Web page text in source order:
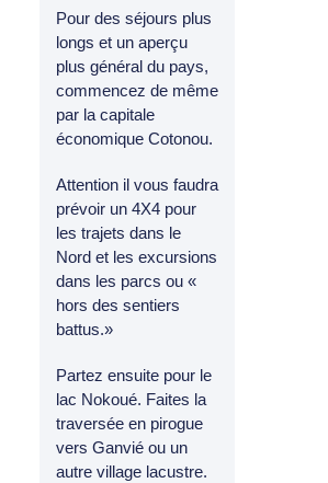
Pour des séjours plus
longs et un aperçu
plus général du pays,
commencez de même
par la capitale
économique Cotonou.
Attention il vous faudra
prévoir un 4X4 pour
les trajets dans le
Nord et les excursions
dans les parcs ou «
hors des sentiers
battus.»
Partez ensuite pour le
lac Nokoué. Faites la
traversée en pirogue
vers Ganvié ou un
autre village lacustre.